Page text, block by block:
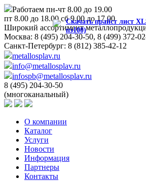
Работаем пн-чт 8.00 до 19.00
пт 8.00 до 18.00 сб 9.00 до 17.00
Широкий ассортимент
Москва: 8 (495) 204-30-50, 8 (499) 372-
Санкт-Петербург: 8 (812) 385-42-12
metallosplav.ru
info@metallosplav.ru
infospb@metallosplav.ru
8 (495) 204-30-50
(многоканальный)
О компании
Каталог
Услуги
Новости
Информация
Партнеры
Контакты
Скачать прайст лист
пэ100)